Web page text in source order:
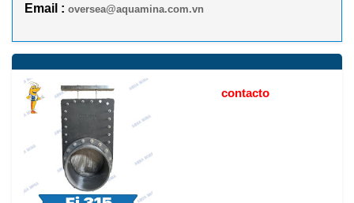
Email : oversea@aquamina.com.vn
contacto